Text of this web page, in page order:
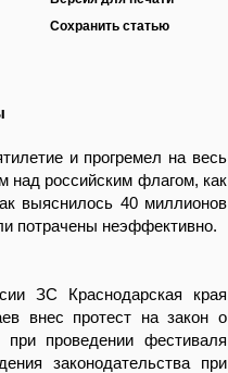
Сохранить статью
и прогремел на весь
над российским флагом, как
выяснилось 40 миллионов
потрачены неэффективно.
ЗС Краснодарская края
внес протест на закон о
проведении фестиваля
законодательства при